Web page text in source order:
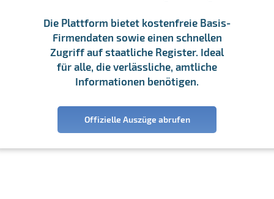
Die Plattform bietet kostenfreie Basis-
Firmendaten sowie einen schnellen
Zugriff auf staatliche Register. Ideal
für alle, die verlässliche, amtliche
Informationen benötigen.
Offizielle Auszüge abrufen